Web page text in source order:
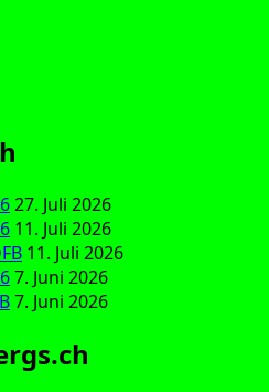
27. Juli 2026
11. Juli 2026
11. Juli 2026
7. Juni 2026
7. Juni 2026